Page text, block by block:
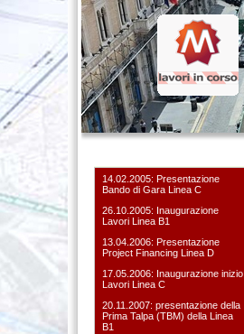
14.02.2005: Presentazione
Bando di Gara Linea C
26.10.2005: Inaugurazione
Lavori Linea B1
13.04.2006: Presentazione
Project Financing Linea D
17.05.2006: Inaugurazione inizio
Lavori Linea C
20.11.2007: presentazione della
Prima Talpa (TBM) della Linea
B1